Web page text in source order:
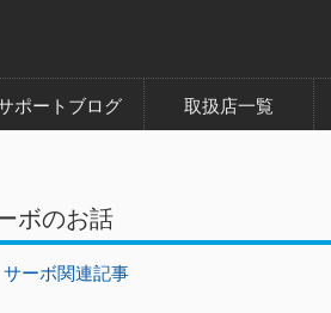
ポートブログ 取扱店一覧
ボのお話
サーボ関連記事